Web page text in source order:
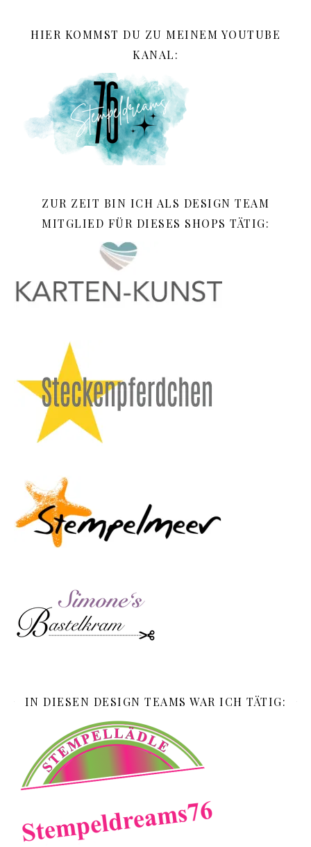
HIER KOMMST DU ZU MEINEM YOUTUBE
KANAL:
ZUR ZEIT BIN ICH ALS DESIGN TEAM
MITGLIED FÜR DIESES SHOPS TÄTIG:
IN DIESEN DESIGN TEAMS WAR ICH TÄTIG: